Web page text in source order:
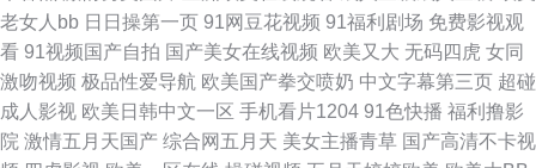
中文字幕 久久成人资源网 青娱乐AV网站 丝袜玉足足交 亚洲成人午夜天堂
91精品黑丝 99成人 国产性交A片 麻豆果冻大香蕉 日本不卡影院 四虎激情 亚
洲影院97 91免费看在线 www日本黄色 豆花成人在线视频 黑料自拍网 另类
老女人bb 日日操第一页 91网豆花视频 91福利剧场 免费影视观
看 91视频国产自拍 国产美女在线视频 欧美又大 无码四虎 女同
激吻视频 极品性爱导航 欧美国产拳交喷奶 中文字幕第三页 超碰
成人影视 欧美日韩中文一区 手机看片1204 91色快播 福利撸影
院 激情五月天国产 综合网五月天 美女主播青草 国产高清不卡视